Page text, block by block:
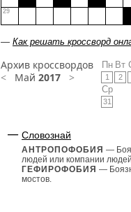
29
— Как решать кроссворд
Архив кроссвордов
< Май 2017 >
Пн
1
Вт
2
Ср
31
Словознай
АНТРОПОФОБИЯ —
людей или компании
ГЕФИРОФОБИЯ —
мостов.